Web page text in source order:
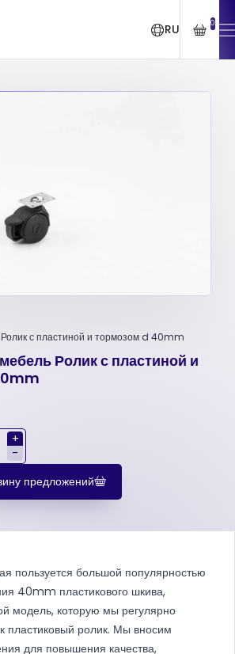
RU 0
с пластиной и тормозом d 40mm
Ролик с пластиной и
+
-
предложений
пользуется большой популярностью
40mm пластикового шкива,
модель, которую мы регулярно
пластиковый ролик. Мы вносим
для повышения качества,